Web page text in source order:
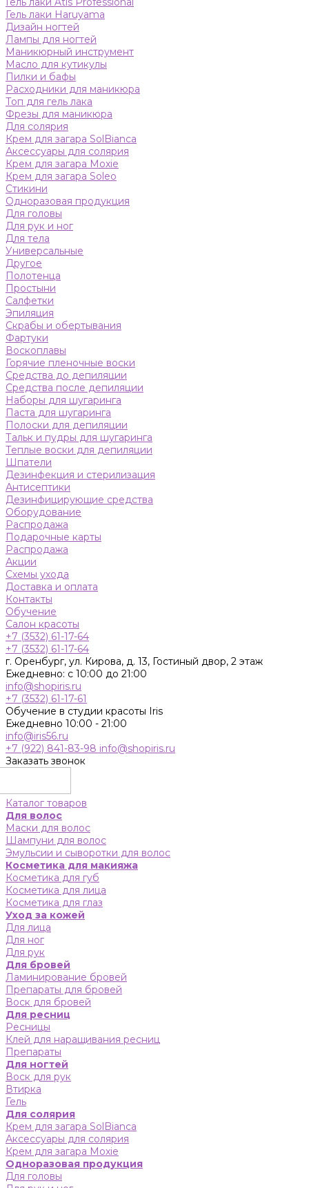
Гель лаки Haruyama
Дизайн ногтей
Лампы для ногтей
Маникюрный инструмент
Масло для кутикулы
Пилки и бафы
Расходники для маникюра
Топ для гель лака
Фрезы для маникюра
Для солярия
Крем для загара SolBianca
Аксессуары для солярия
Крем для загара Moxie
Крем для загара Soleo
Стикини
Одноразовая продукция
Для головы
Для рук и ног
Для тела
Универсальные
Другое
Полотенца
Простыни
Салфетки
Эпиляция
Скрабы и обертывания
Фартуки
Воскоплавы
Горячие пленочные воски
Средства до депиляции
Средства после депиляции
Наборы для шугаринга
Паста для шугаринга
Полоски для депиляции
Тальк и пудры для шугаринга
Теплые воски для депиляции
Шпатели
Дезинфекция и стерилизация
Антисептики
Дезинфицирующие средства
Оборудование
Распродажа
Подарочные карты
Распродажа
Акции
Схемы ухода
Доставка и оплата
Контакты
Обучение
Салон красоты
+7 (3532) 61-17-64
+7 (3532) 61-17-64
г. Оренбург, ул. Кирова, д. 13, Гостиный двор, 2 этаж
Ежедневно: с 10:00 до 21:00
info@shopiris.ru
+7 (3532) 61-17-61
Обучение в студии красоты Iris
Ежедневно 10:00 - 21:00
info@iris56.ru
+7 (922) 841-83-98 info@shopiris.ru
Заказать звонок
Каталог товаров
Для волос
Маски для волос
Шампуни для волос
Эмульсии и сыворотки для волос
Косметика для макияжа
Косметика для губ
Косметика для лица
Косметика для глаз
Уход за кожей
Для лица
Для ног
Для рук
Для бровей
Ламинирование бровей
Препараты для бровей
Воск для бровей
Для ресниц
Ресницы
Клей для наращивания ресниц
Препараты
Для ногтей
Воск для рук
Втирка
Гель
Для солярия
Крем для загара SolBianca
Аксессуары для солярия
Крем для загара Moxie
Одноразовая продукция
Для головы